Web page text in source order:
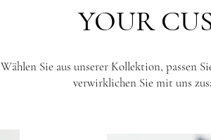
YOUR
Wählen Sie aus unserer Kollektion, passen
verwirklichen Sie mit uns